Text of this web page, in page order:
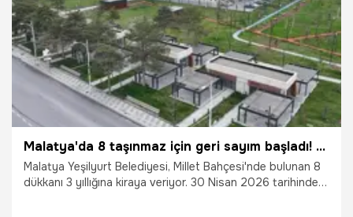
15.04.2026 Denizli
Malatya'da 8 taşınmaz için geri sayım başladı! Kimler katılabilecek, son başvuru ne zaman?
Malatya Yeşilyurt Belediyesi, Millet Bahçesi'nde bulunan 8
dükkanı 3 yıllığına kiraya veriyor. 30 Nisan 2026 tarihinde